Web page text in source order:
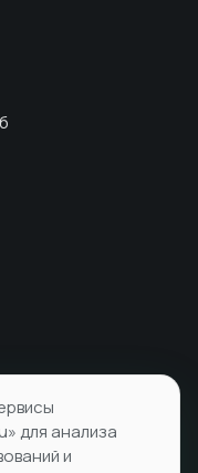
для анализа
и